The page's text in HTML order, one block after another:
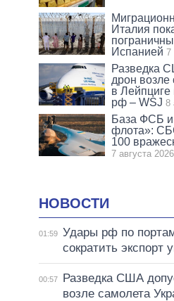
Италия
Испанией 7
Разведка
дрон возле
в Лейпциге
рф – WSJ 8
База ФСБ и
флота»:
100
7 августа
НОВОСТИ
01:59 Удары рф по
сократить экспорт
00:57
Разведка США
возле самолета